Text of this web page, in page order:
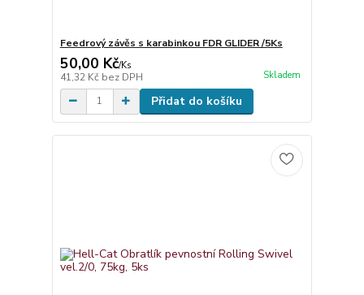
Feedrový závěs s karabinkou FDR GLIDER /5Ks
50,00 Kč/Ks
41,32 Kč bez DPH Skladem
Přidat do košíku